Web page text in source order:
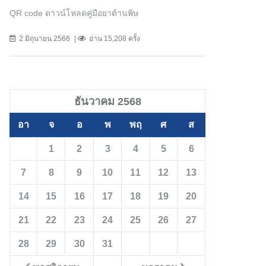
QR code ดาวน์โหลดคู่มือยาต้านพิษ
2 มิถุนายน 2566 อ่าน 15,208 ครั้ง
ธันวาคม 2568
อา จ อ พ พฤ ศ ส
1 2 3 4 5 6
7 8 9 10 11 12 13
14 15 16 17 18 19 20
21 22 23 24 25 26 27
28 29 30 31